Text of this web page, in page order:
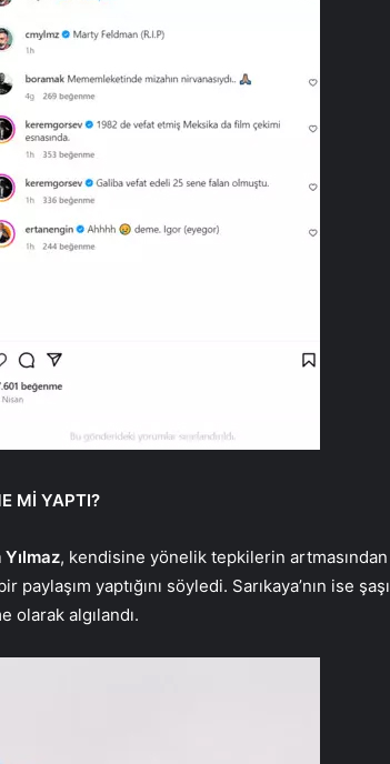
Mİ YAPTI?
Yılmaz, kendisine yönelik tepkilerin artmasından
yaptığını söyledi. Sarıkaya’nın ise şaşı
olarak algılandı.